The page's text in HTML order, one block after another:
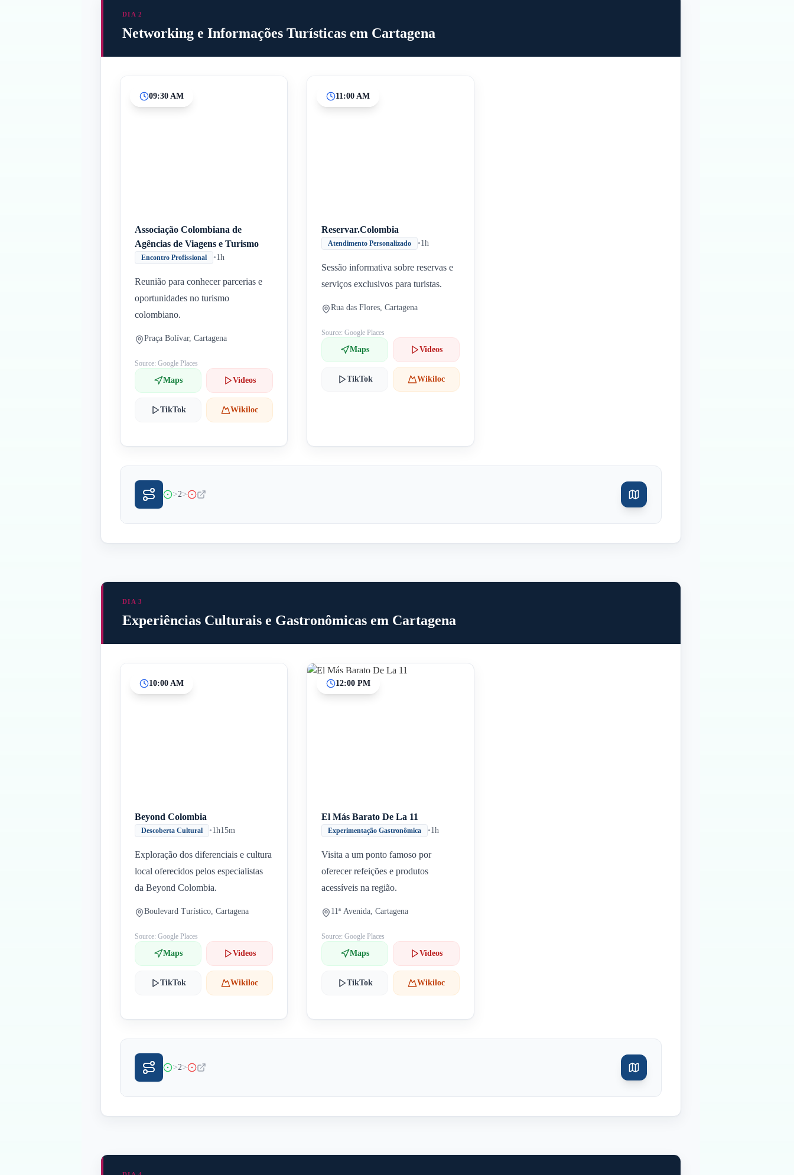
DIA 2
Networking e Informações Turísticas em Cartagena
09:30 AM
Associação Colombiana de
Agências de Viagens e Turismo
Encontro Profissional •1h
Reunião para conhecer parcerias e
oportunidades no turismo
colombiano.
Praça Bolívar, Cartagena
Source: Google Places
Maps Videos
TikTok Wikiloc
11:00 AM
Reservar.Colombia
Atendimento Personalizado •1h
Sessão informativa sobre reservas e
serviços exclusivos para turistas.
Rua das Flores, Cartagena
Source: Google Places
Maps Videos
TikTok Wikiloc
>2>
DIA 3
Experiências Culturais e Gastronômicas em Cartagena
10:00 AM
Beyond Colombia
Descoberta Cultural •1h15m
Exploração dos diferenciais e cultura
local oferecidos pelos especialistas
da Beyond Colombia.
Boulevard Turístico, Cartagena
Source: Google Places
Maps Videos
TikTok Wikiloc
12:00 PM
El Más Barato De La 11
Experimentação Gastronômica •1h
Visita a um ponto famoso por
oferecer refeições e produtos
acessíveis na região.
11ª Avenida, Cartagena
Source: Google Places
Maps Videos
TikTok Wikiloc
>2>